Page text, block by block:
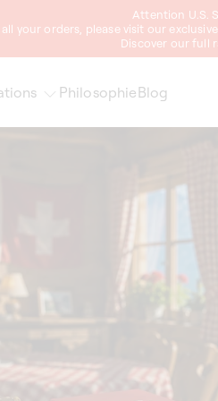
Attention U.S.
your orders, please visit our
Discover our full
PhilosophieBlog